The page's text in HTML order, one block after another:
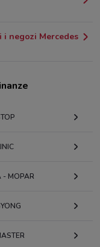
i negozi Mercedes
- MOPAR